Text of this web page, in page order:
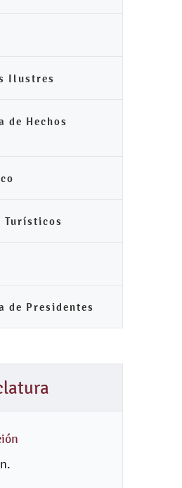
Ilustres
de Hechos
Turísticos
de Presidentes